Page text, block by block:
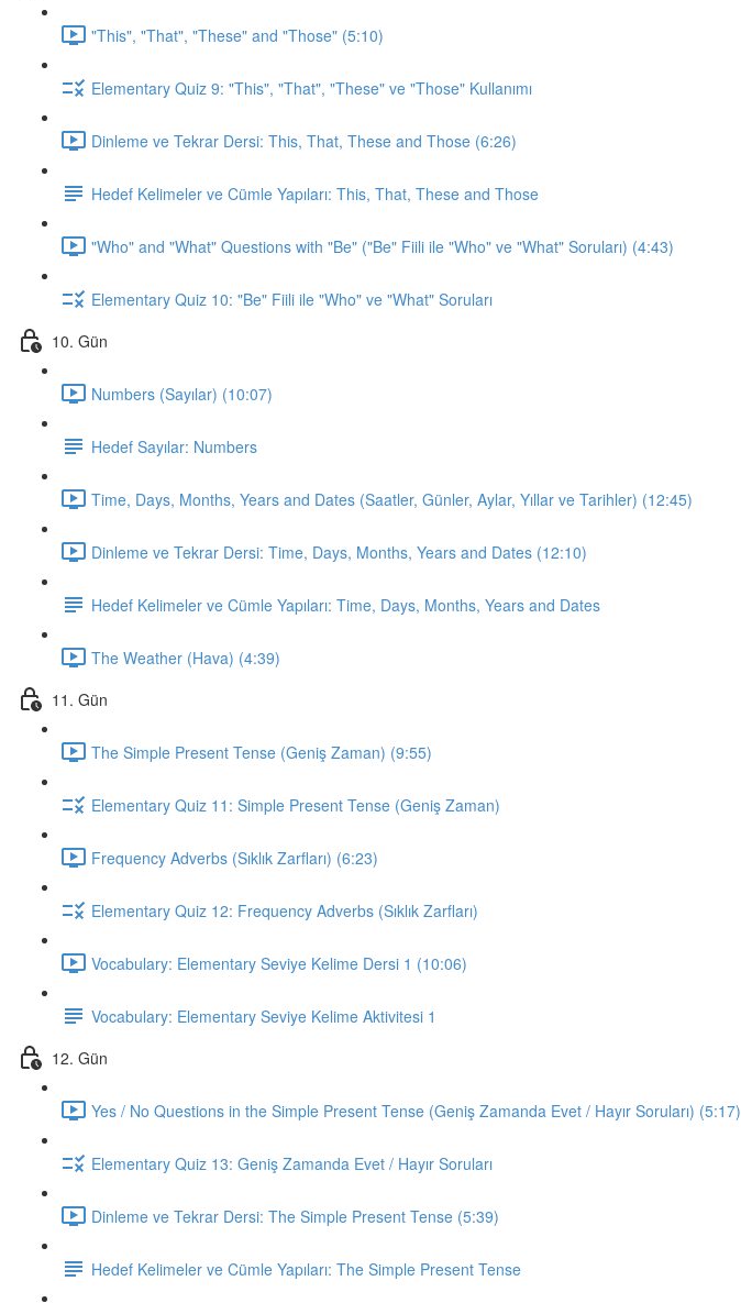
"This", "That", "These" and "Those" (5:10)
Elementary Quiz 9: "This", "That", "These" ve "Those" Kullanımı
Dinleme ve Tekrar Dersi: This, That, These and Those (6:26)
Hedef Kelimeler ve Cümle Yapıları: This, That, These and Those
"Who" and "What" Questions with "Be" ("Be" Fiili ile "Who" ve "What" Soruları) (4:43)
Elementary Quiz 10: "Be" Fiili ile "Who" ve "What" Soruları
10. Gün
Numbers (Sayılar) (10:07)
Hedef Sayılar: Numbers
Time, Days, Months, Years and Dates (Saatler, Günler, Aylar, Yıllar ve Tarihler) (12:45)
Dinleme ve Tekrar Dersi: Time, Days, Months, Years and Dates (12:10)
Hedef Kelimeler ve Cümle Yapıları: Time, Days, Months, Years and Dates
The Weather (Hava) (4:39)
11. Gün
The Simple Present Tense (Geniş Zaman) (9:55)
Elementary Quiz 11: Simple Present Tense (Geniş Zaman)
Frequency Adverbs (Sıklık Zarfları) (6:23)
Elementary Quiz 12: Frequency Adverbs (Sıklık Zarfları)
Vocabulary: Elementary Seviye Kelime Dersi 1 (10:06)
Vocabulary: Elementary Seviye Kelime Aktivitesi 1
12. Gün
Yes / No Questions in the Simple Present Tense (Geniş Zamanda Evet / Hayır Soruları) (5:17)
Elementary Quiz 13: Geniş Zamanda Evet / Hayır Soruları
Dinleme ve Tekrar Dersi: The Simple Present Tense (5:39)
Hedef Kelimeler ve Cümle Yapıları: The Simple Present Tense